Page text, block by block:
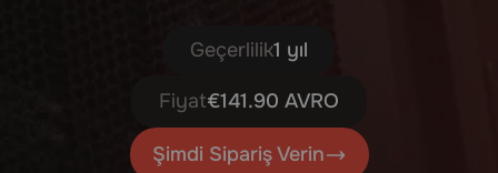
Geçerlilik1 yıl
Fiyat€141.90 AVRO
Şimdi Sipariş Verin